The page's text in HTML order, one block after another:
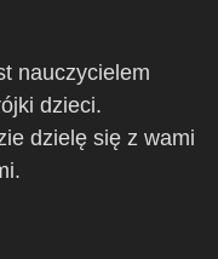
nauczycielem
dzieci.
dzielę się z wami